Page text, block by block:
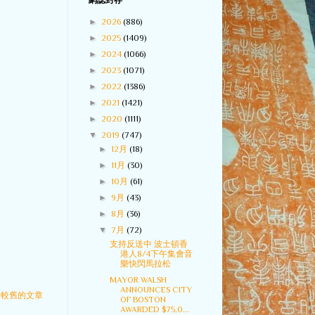
較舊的文章
► 2026 (886)
► 2025 (1409)
► 2024 (1066)
► 2023 (1071)
► 2022 (1386)
► 2021 (1421)
► 2020 (1111)
▼ 2019 (747)
►12月(18)
►11月(30)
►10月(61)
►9月(43)
► 8月(36)
▼ 7月(72)
支持反送中 波士頓香
港人8/4下午集會音
樂快閃馬拉松
MAYOR WALSH
ANNOUNCES CITY
OF BOSTON
AWARDED $75,0...